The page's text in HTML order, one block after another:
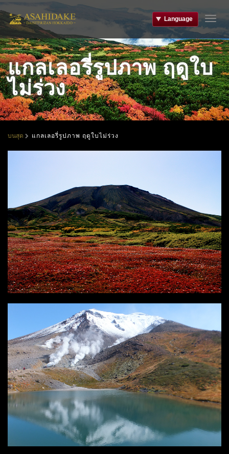
T
o
g
g
l
e
n
a
v
i
g
i
Language
แกลเลอรี่รูปภาพ ฤดูใบ
ไม่ร่วง
บนสุด แกลเลอรี่รูปภาพ ฤดูใบไม่ร่วง